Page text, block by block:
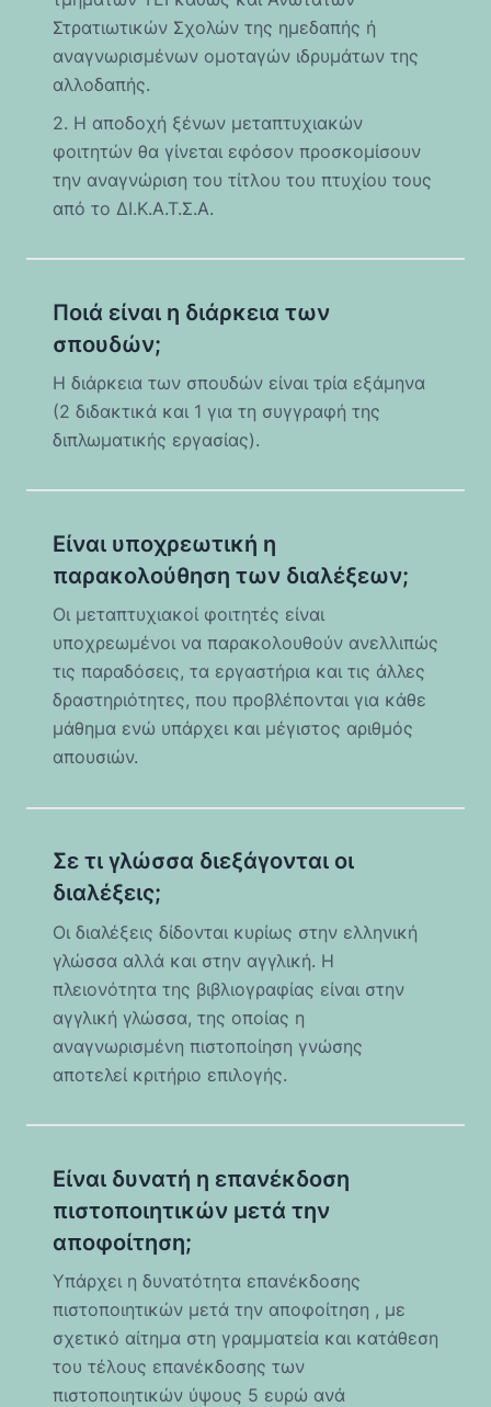
Στρατιωτικών Σχολών της ημεδαπής ή
αναγνωρισμένων ομοταγών ιδρυμάτων της
αλλοδαπής.
2. Η αποδοχή ξένων μεταπτυχιακών
φοιτητών θα γίνεται εφόσον προσκομίσουν
την αναγνώριση του τίτλου του πτυχίου τους
από το ΔΙ.Κ.Α.Τ.Σ.Α.
Ποιά είναι η διάρκεια των
σπουδών;
Η διάρκεια των σπουδών είναι τρία εξάμηνα
(2 διδακτικά και 1 για τη συγγραφή της
διπλωματικής εργασίας).
Είναι υποχρεωτική η
παρακολούθηση των διαλέξεων;
Οι μεταπτυχιακοί φοιτητές είναι
υποχρεωμένοι να παρακολουθούν ανελλιπώς
τις παραδόσεις, τα εργαστήρια και τις άλλες
δραστηριότητες, που προβλέπονται για κάθε
μάθημα ενώ υπάρχει και μέγιστος αριθμός
απουσιών.
Σε τι γλώσσα διεξάγονται οι
διαλέξεις;
Οι διαλέξεις δίδονται κυρίως στην ελληνική
γλώσσα αλλά και στην αγγλική. Η
πλειονότητα της βιβλιογραφίας είναι στην
αγγλική γλώσσα, της οποίας η
αναγνωρισμένη πιστοποίηση γνώσης
αποτελεί κριτήριο επιλογής.
Είναι δυνατή η επανέκδοση
πιστοποιητικών μετά την
αποφοίτηση;
Υπάρχει η δυνατότητα επανέκδοσης
πιστοποιητικών μετά την αποφοίτηση , με
σχετικό αίτημα στη γραμματεία και κατάθεση
του τέλους επανέκδοσης των
πιστοποιητικών ύψους 5 ευρώ ανά